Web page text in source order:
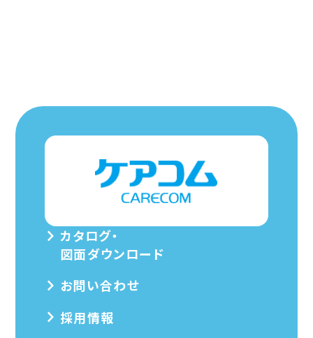
カタログ・
図面ダウンロード
お問い合わせ
採用情報